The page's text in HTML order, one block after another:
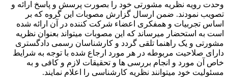
وحدت رویه نظریه مشورتی خود را بصورت پرسش و پاسخ ارائه و
تصویب نمودند. ضمن ارسال گزارش مصوبات این گروه که بر
اساس تجربیات و همفکری اعضاء شرکت کننده در آن ارائه شده
است به استحضار میرساند که این مصوبات میتواند بعنوان نظریه
مشورتی و یک راهنما تلقی گردد و کارشناسان رسمی دادگستری
دارای صلاحیت مربوطه در هر مورد ارجاع شده با توجه به شرایط
خاص آن مورد و انجام بررسی ها و تحقیقات لازم و کافی و به
مسئولیت خود میتوانند نظریه کارشناسی را اعلام نمایند.